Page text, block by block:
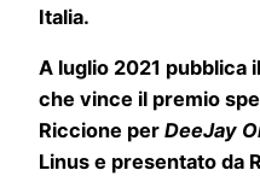
Italia.
A luglio 2021 pubblica
che vince il premio
Riccione per DeeJay
Linus e presentato da